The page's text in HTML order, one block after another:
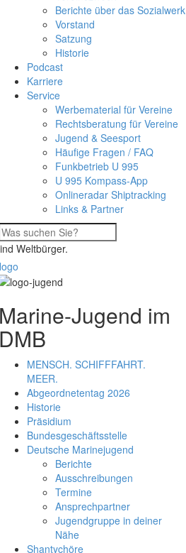
Berichte über das Sozialwerk
Vorstand
Satzung
Historie
Podcast
Karriere
Service
Werbematerial für Vereine
Rechtsberatung für Vereine
Jugend & Seesport
Häufige Fragen / FAQ
Funkbetrieb U 995
U 995 Kompass-App
Onlineradar Shiptracking
Links & Partner
Weltbürger.
Marine-Jugend im
DMB
MENSCH. SCHIFFFAHRT.
MEER.
Abgeordnetentag 2026
Historie
Präsidium
Bundesgeschäftsstelle
Deutsche Marinejugend
Berichte
Ausschreibungen
Termine
Ansprechpartner
Jugendgruppe in deiner
Nähe
Shantychöre